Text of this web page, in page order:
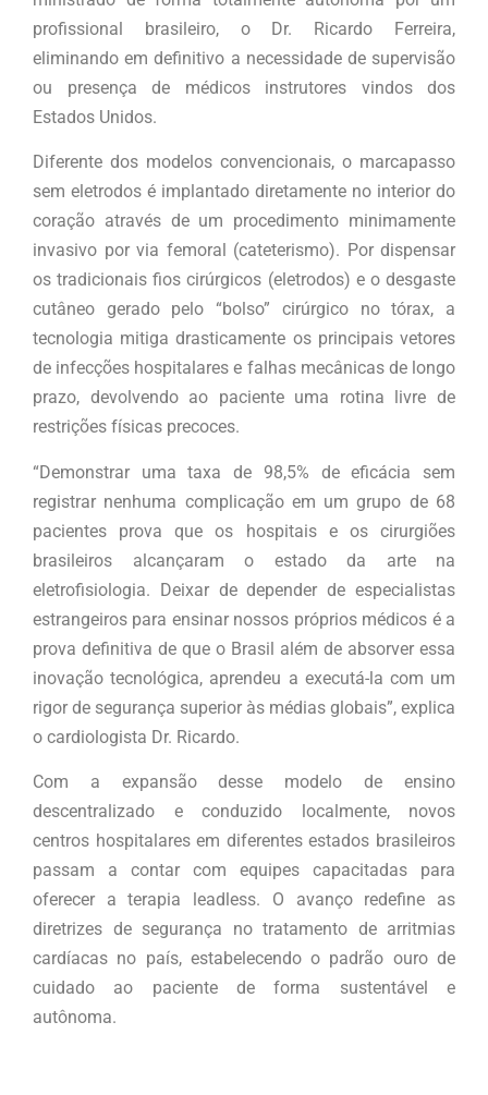
profissional brasileiro, o Dr. Ricardo Ferreira,
eliminando em definitivo a necessidade de supervisão
ou presença de médicos instrutores vindos dos
Estados Unidos.
Diferente dos modelos convencionais, o marcapasso
sem eletrodos é implantado diretamente no interior do
coração através de um procedimento minimamente
invasivo por via femoral (cateterismo). Por dispensar
os tradicionais fios cirúrgicos (eletrodos) e o desgaste
cutâneo gerado pelo “bolso” cirúrgico no tórax, a
tecnologia mitiga drasticamente os principais vetores
de infecções hospitalares e falhas mecânicas de longo
prazo, devolvendo ao paciente uma rotina livre de
restrições físicas precoces.
“Demonstrar uma taxa de 98,5% de eficácia sem
registrar nenhuma complicação em um grupo de 68
pacientes prova que os hospitais e os cirurgiões
brasileiros alcançaram o estado da arte na
eletrofisiologia. Deixar de depender de especialistas
estrangeiros para ensinar nossos próprios médicos é a
prova definitiva de que o Brasil além de absorver essa
inovação tecnológica, aprendeu a executá-la com um
rigor de segurança superior às médias globais”, explica
o cardiologista Dr. Ricardo.
Com a expansão desse modelo de ensino
descentralizado e conduzido localmente, novos
centros hospitalares em diferentes estados brasileiros
passam a contar com equipes capacitadas para
oferecer a terapia leadless. O avanço redefine as
diretrizes de segurança no tratamento de arritmias
cardíacas no país, estabelecendo o padrão ouro de
cuidado ao paciente de forma sustentável e
autônoma.